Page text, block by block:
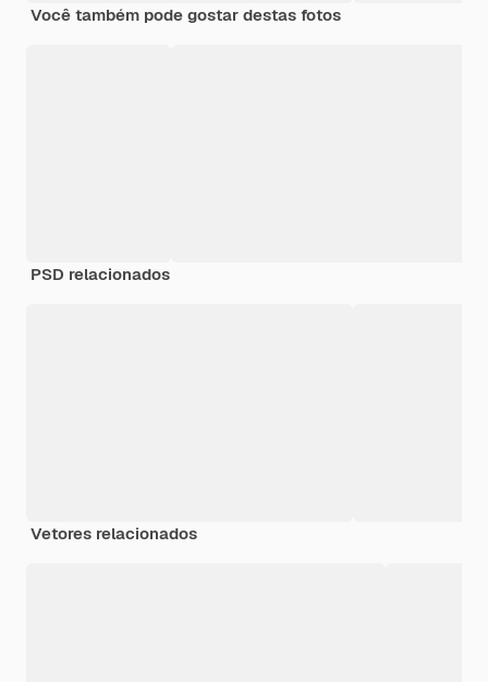
Você também pode gostar destas fotos
PSD relacionados
Vetores relacionados